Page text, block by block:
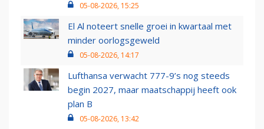
05-08-2026, 15:25
El Al noteert snelle groei in kwartaal met
minder oorlogsgeweld
05-08-2026, 14:17
Lufthansa verwacht 777-9’s nog steeds
begin 2027, maar maatschappij heeft ook
plan B
05-08-2026, 13:42